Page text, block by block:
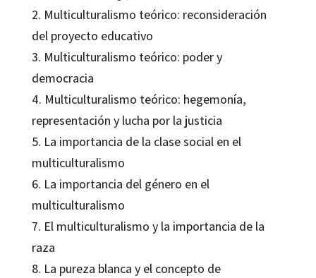
2. Multiculturalismo teórico: reconsideración
del proyecto educativo
3. Multiculturalismo teórico: poder y
democracia
4. Multiculturalismo teórico: hegemonía,
representación y lucha por la justicia
5. La importancia de la clase social en el
multiculturalismo
6. La importancia del género en el
multiculturalismo
7. El multiculturalismo y la importancia de la
raza
8. La pureza blanca y el concepto de